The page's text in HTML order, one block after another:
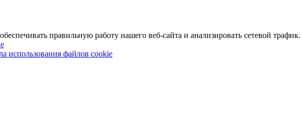
правильную работу нашего веб-сайта и анализировать сетевой трафик.
использования файлов cookie